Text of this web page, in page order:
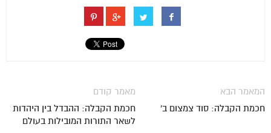
מאמר קודם
חכמת הקבלה: ההבדל בין היהדות
לשאר התורות המובילות בעולם
המאמר הבא
חכמת הקבלה: סוד צמצום ב'